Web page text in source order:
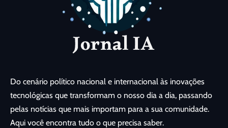
Do cenário político nacional e internacional às inovações
tecnológicas que transformam o nosso dia a dia, passando
pelas notícias que mais importam para a sua comunidade.
Aqui você encontra tudo o que precisa saber.